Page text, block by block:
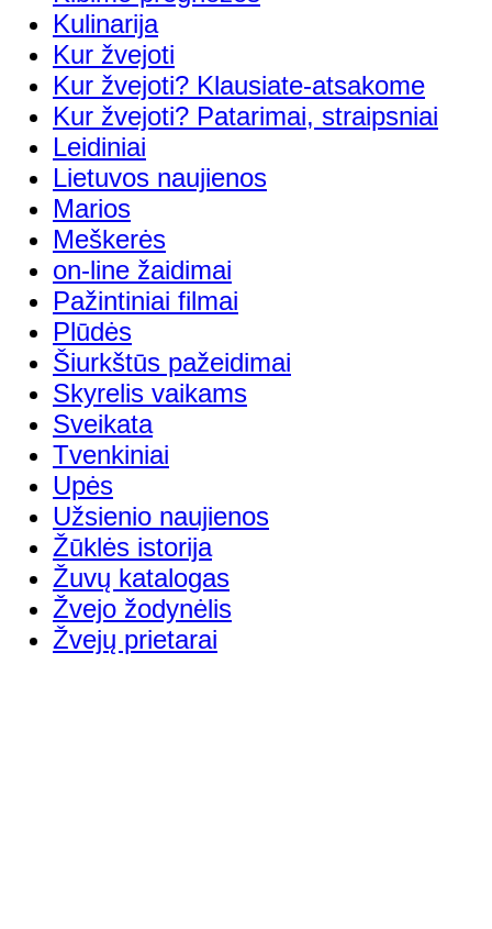
Kulinarija
Kur žvejoti
Kur žvejoti? Klausiate-atsakome
Kur žvejoti? Patarimai, straipsniai
Leidiniai
Lietuvos naujienos
Marios
Meškerės
on-line žaidimai
Pažintiniai filmai
Plūdės
Šiurkštūs pažeidimai
Skyrelis vaikams
Sveikata
Tvenkiniai
Upės
Užsienio naujienos
Žūklės istorija
Žuvų katalogas
Žvejo žodynėlis
Žvejų prietarai